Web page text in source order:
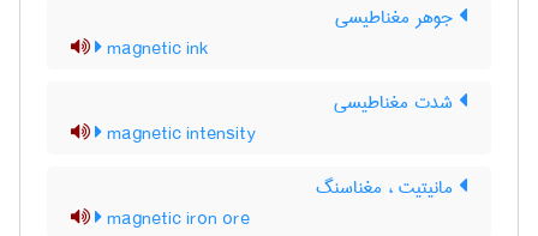
جوهر مغناطیسی
magnetic ink
شدت مغناطیسی
magnetic intensity
مانیتیت ، مغناسنگ
magnetic iron ore